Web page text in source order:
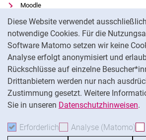
Diese Website verwendet
notwendige Cookies. Für die
Software Matomo setzen wir keine
Analyse erfolgt anonymisiert und
Rückschlüsse auf einzelne
Drittanbietern werden nur nach
Zustimmung gesetzt. Weitere
Sie in unseren Datenschutzhinweisen.
Erforderlich Erforderliche Cookies
Analyse (Matomo)
Moodle
Panopto
Universitätsbibliothek
Datenschutz
Barrierefreiheit
Transparenter KI-Einsatz